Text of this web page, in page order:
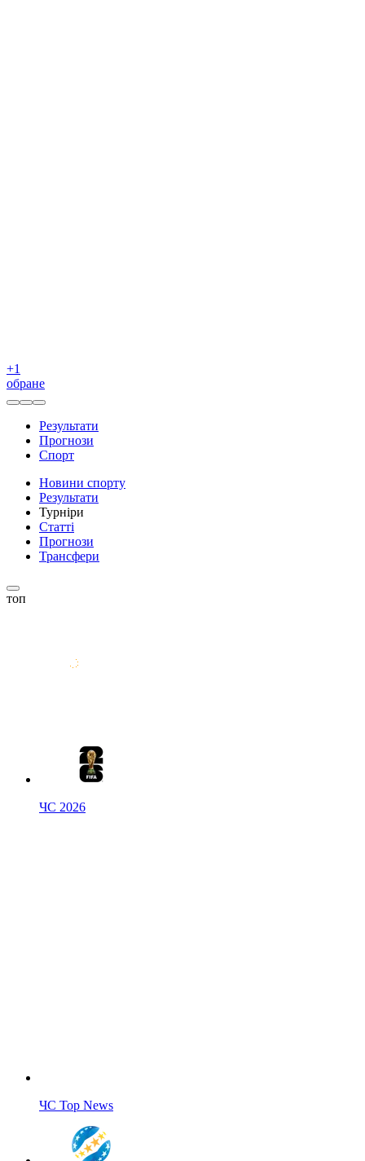
+1
обране
Результати
Прогнози
Спорт
Новини спорту
Результати
Турніри
Статті
Прогнози
Трансфери
топ
ЧС 2026
ЧС Top News